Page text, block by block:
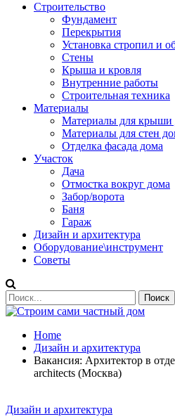
Строительство
Фундамент
Перекрытия
Установка стропил и
Стены
Крыша и кровля
Внутренние работы
Строительная техника
Материалы
Материалы для крыши
Материалы для стен
Отделка фасада дома
Участок
Дача
Отмостка вокруг дома
Забор/ворота
Баня
Гараж
Дизайн и архитектура
Оборудование\инструмент
Советы
Home
Дизайн и архитектура
Вакансия: Архитектор в
architects (Москва)
Дизайн и архитектура